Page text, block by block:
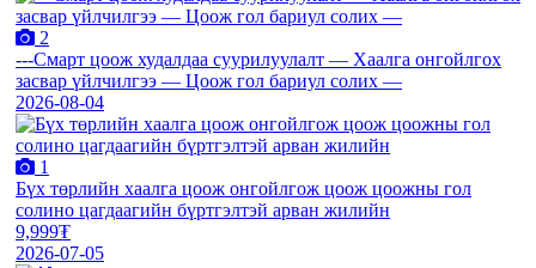
2
---Смарт цоож худалдаа суурилуулалт — Хаалга онгойлгох
засвар үйлчилгээ — Цоож гол бариул солих —
2026-08-04
1
Бүх төрлийн хаалга цоож онгойлгож цоож цоожны гол
солино цагдаагийн бүртгэлтэй арван жилийн
9,999₮
2026-07-05